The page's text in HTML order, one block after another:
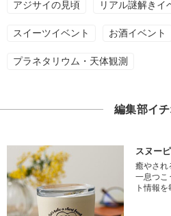
アジサイの見頃 リアル謎解きイ
スイーツイベント お酒イベント
プラネタリウム・天体観測
編集部イ
スヌー
癒やされ
一息つこ
ト情報